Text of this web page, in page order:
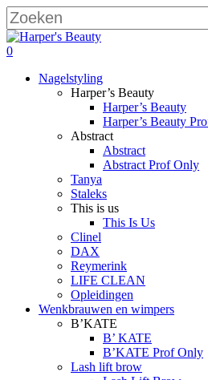
Skip
to
main
content
Close
Search
search
account
0
Nagelstyling
Harper’s Beauty
Harper’s Beauty
Harper’s Beauty
Abstract
Abstract
Abstract Prof Only
Tanya
Staleks
This is us
This Is Us
Clinel
DAX
Reymerink
LIFE CLEAN
Opleidingen
Wenkbrauwen en wimpers
B’KATE
B’ KATE
B’KATE Prof Only
Lash lift brow